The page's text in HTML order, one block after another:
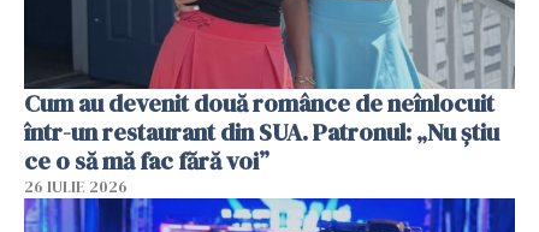
Cum au devenit două românce de neînlocuit
într-un restaurant din SUA. Patronul: „Nu știu
ce o să mă fac fără voi”
26 IULIE 2026